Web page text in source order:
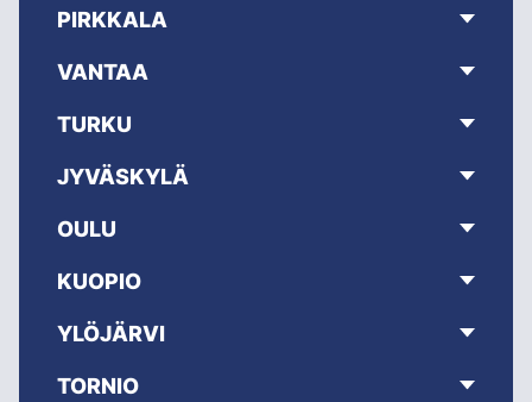
PIRKKALA
VANTAA
TURKU
JYVÄSKYLÄ
OULU
KUOPIO
YLÖJÄRVI
TORNIO